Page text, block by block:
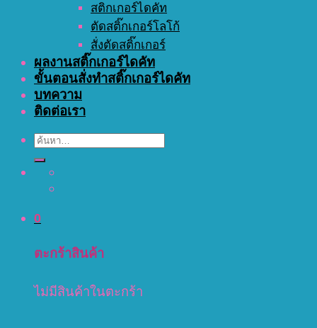
สติกเกอร์ไดคัท
ตัดสติ๊กเกอร์โลโก้
สั่งตัดสติ๊กเกอร์
ผลงานสติ๊กเกอร์ไดคัท
ขั้นตอนสั่งทำสติ๊กเกอร์ไดคัท
บทความ
ติดต่อเรา
ค้นหา:
0
ตะกร้าสินค้า
ไม่มีสินค้าในตะกร้า